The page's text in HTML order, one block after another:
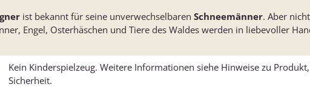
ist bekannt für seine unverwechselbaren Schneemänner. Aber
Engel, Osterhäschen und Tiere des Waldes werden in liebevoller
Kein Kinderspielzeug. Weitere Informationen siehe Hinweise zu
Sicherheit.